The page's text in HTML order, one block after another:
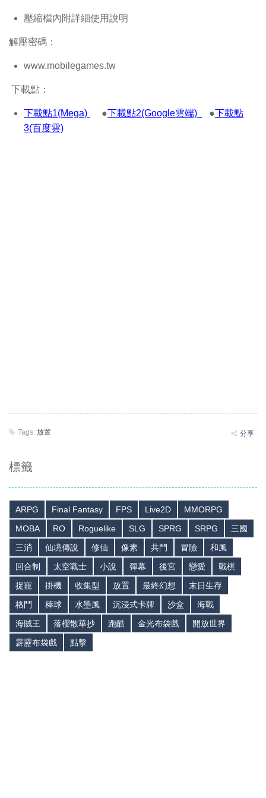
壓縮檔內附詳細使用說明
解壓密碼：
www.mobilegames.tw
下載點：
下載點1(Mega) ●下載點2(Google雲端) ●下載點
3(百度雲)
Tags: 放置 分享
標籤
ARPG Final Fantasy FPS Live2D
MMORPG
MOBA
RO Roguelike SLG SPRG SRPG
三國
三消
仙境傳說 修仙 像素 共鬥 冒險
和風
回合制
太空戰士 小說 彈幕 後宮 戀愛
戰棋
捉寵
掛機 收集型 放置 最終幻想
末日生存
格鬥
棒球 水墨風 沉浸式卡牌 沙盒
海戰
海賊王
落櫻散華抄 跑酷 金光布袋戲
開放世界
霹靂布袋戲
點擊